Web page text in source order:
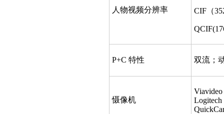
人物视频分辨率 CIF（
P+C 特性 双流；
慑像机
Logitech